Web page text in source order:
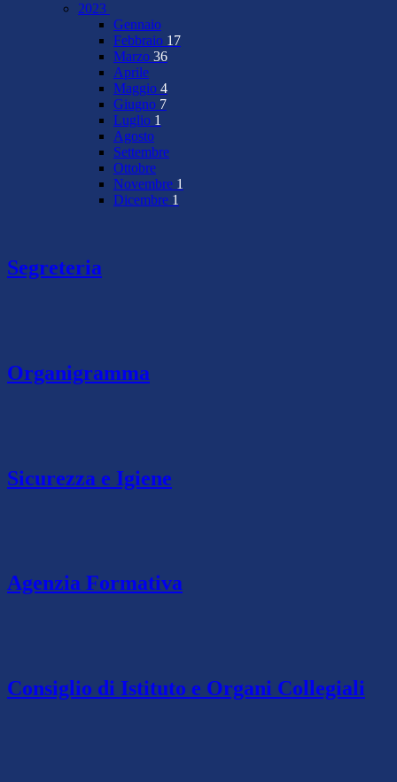
2023
Gennaio
Febbraio 17
Marzo 36
Aprile
Maggio 4
Giugno 7
Luglio 1
Agosto
Settembre
Ottobre
Novembre 1
Dicembre 1
Segreteria
Organigramma
Sicurezza e Igiene
Agenzia Formativa
Consiglio di Istituto e Organi Collegiali